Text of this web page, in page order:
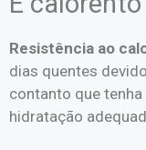
Resistência ao
dias quentes
contanto que
hidratação